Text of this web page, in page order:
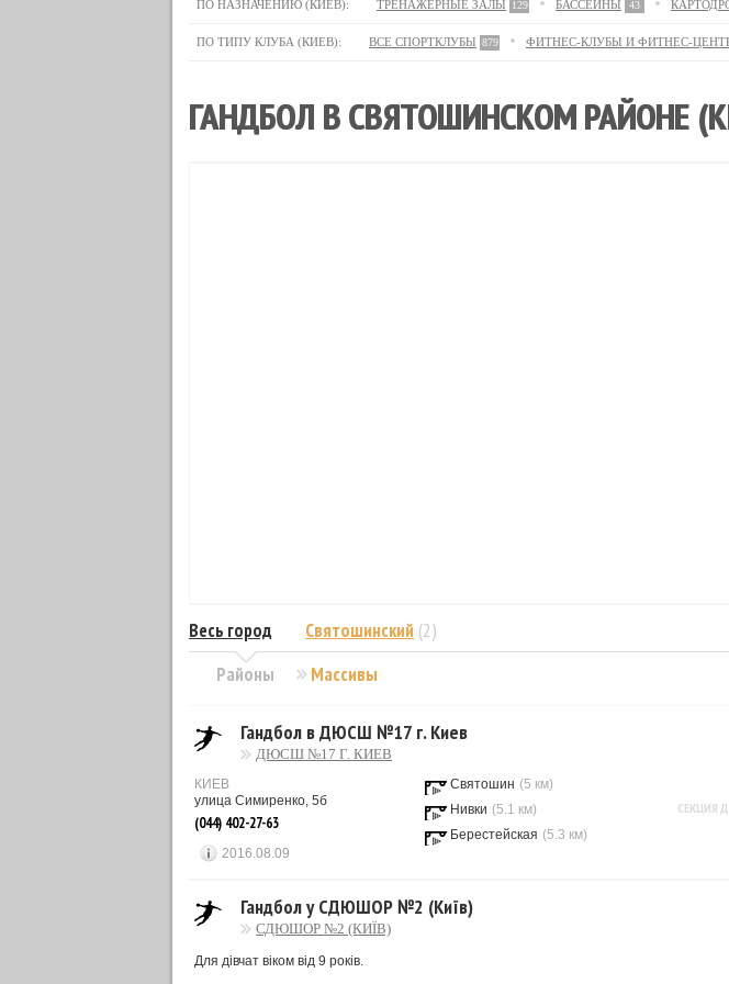
ПО НАЗНАЧЕНИЮ (КИЕВ): ТРЕНАЖЕРНЫЕ ЗАЛЫ 129 БАССЕЙНЫ 43
ПО ТИПУ КЛУБА (КИЕВ): ВСЕ СПОРТКЛУБЫ 879 ФИТНЕС-КЛУБЫ И ФИТНЕС-
ГАНДБОЛ В СВЯТОШИНСКОМ РАЙОНЕ
Районы
Весь город Святошинский (2)
Массивы
Гандбол в ДЮСШ №17 г. Киев
ДЮСШ №17 Г. КИЕВ
КИЕВ
улица Симиренко, 5б
(044) 402-27-63
Святошин (5 км)
Нивки (5.1 км)
Берестейская (5.3 км)
СЕКЦИЯ
2016.08.09
Гандбол у СДЮШОР №2 (Київ)
СДЮШОР №2 (КИЇВ)
Для дівчат віком від 9 років.